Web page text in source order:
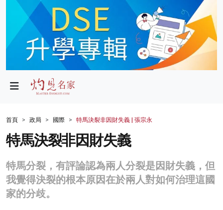
政局
財經
生活
商業
科技
首頁 政局 國際 特馬決裂非因財失義 | 張宗永
特馬決裂非因財失義
特馬分裂，有評論認為兩人分裂是因財失義，但
我覺得決裂的根本原因在於兩人對如何治理這國
家的分歧。